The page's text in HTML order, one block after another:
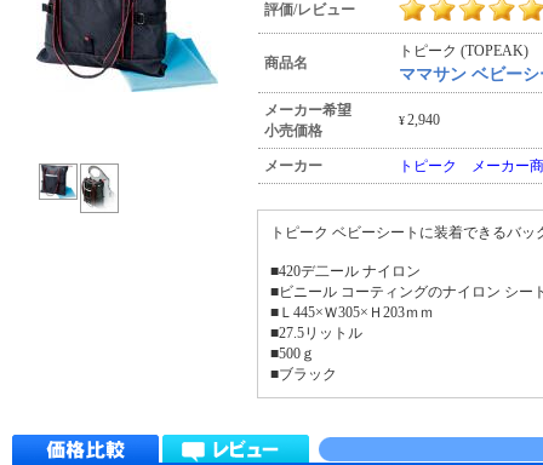
評価/レビュー
商品名
トピーク (TOPEAK)
ママサン ベビー
メーカー希望
小売価格
¥2,940
メーカー トピーク メーカー
トピーク ベビーシートに装着できるバッ
■420デ二ール ナイロン
■ビニール コーティングのナイロン シー
■Ｌ445×Ｗ305×Ｈ203ｍｍ
■27.5リットル
■500ｇ
■ブラック